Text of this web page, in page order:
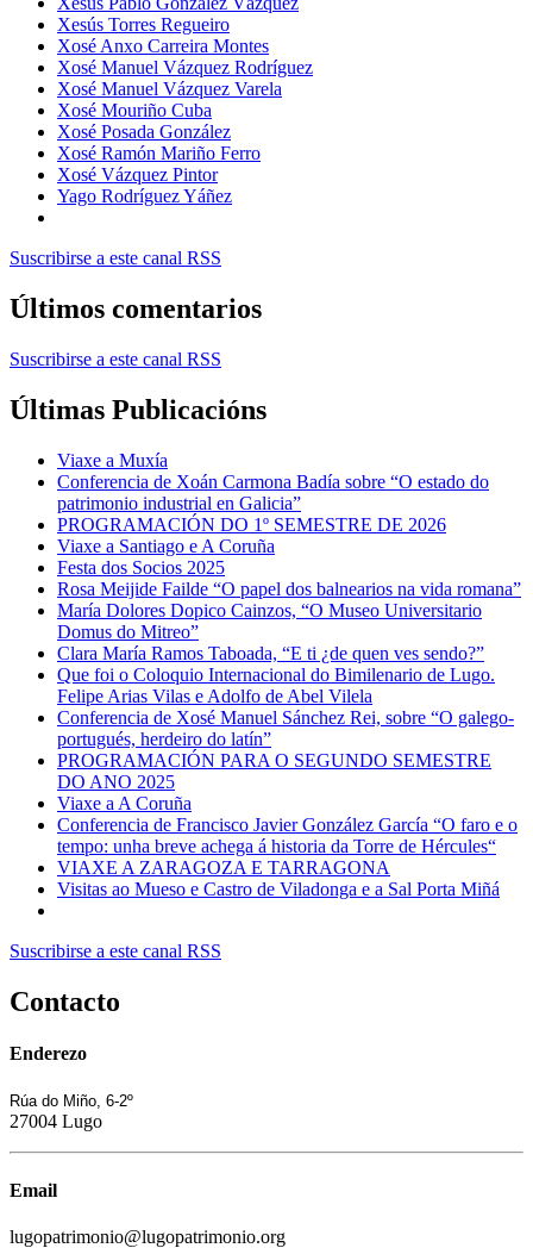
Xesús Torres Regueiro
Xosé Anxo Carreira Montes
Xosé Manuel Vázquez Rodríguez
Xosé Manuel Vázquez Varela
Xosé Mouriño Cuba
Xosé Posada González
Xosé Ramón Mariño Ferro
Xosé Vázquez Pintor
Yago Rodríguez Yáñez
Suscribirse a este canal RSS
Últimos comentarios
Suscribirse a este canal RSS
Últimas Publicacións
Viaxe a Muxía
Conferencia de Xoán Carmona Badía sobre “O estado do
patrimonio industrial en Galicia”
PROGRAMACIÓN DO 1º SEMESTRE DE 2026
Viaxe a Santiago e A Coruña
Festa dos Socios 2025
Rosa Meijide Failde “O papel dos balnearios na vida romana”
María Dolores Dopico Cainzos, “O Museo Universitario
Domus do Mitreo”
Clara María Ramos Taboada, “E ti ¿de quen ves sendo?”
Que foi o Coloquio Internacional do Bimilenario de Lugo.
Felipe Arias Vilas e Adolfo de Abel Vilela
Conferencia de Xosé Manuel Sánchez Rei, sobre “O galego-
portugués, herdeiro do latín”
PROGRAMACIÓN PARA O SEGUNDO SEMESTRE
DO ANO 2025
Viaxe a A Coruña
Conferencia de Francisco Javier González García “O faro e o
tempo: unha breve achega á historia da Torre de Hércules“
VIAXE A ZARAGOZA E TARRAGONA
Visitas ao Mueso e Castro de Viladonga e a Sal Porta Miñá
Suscribirse a este canal RSS
Contacto
Enderezo
Rúa do Miño, 6-2º
27004 Lugo
Email
lugopatrimonio@lugopatrimonio.org